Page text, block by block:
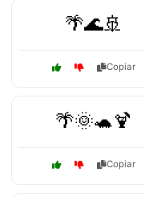
🌴🌊🚢
Copiar
🌴🌞🐢🍹
Copiar